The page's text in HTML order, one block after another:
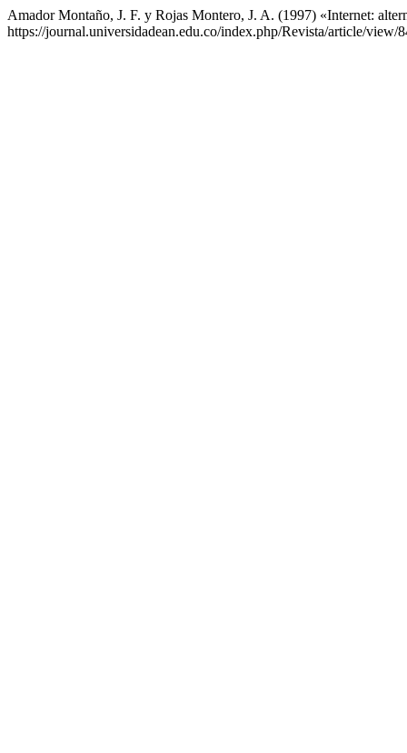
Amador Montaño, J. F. y Rojas Montero, J. A. (1997) «Internet:
https://journal.universidadean.edu.co/index.php/Revista/article/view/